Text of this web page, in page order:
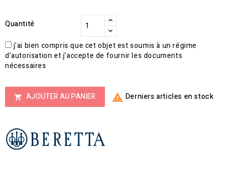
Quantité
j’ai bien compris que cet objet est soumis à un régime
d’autorisation et j’accepte de fournir les documents
nécessaires
 AJOUTER AU PANIER  Derniers articles en stock